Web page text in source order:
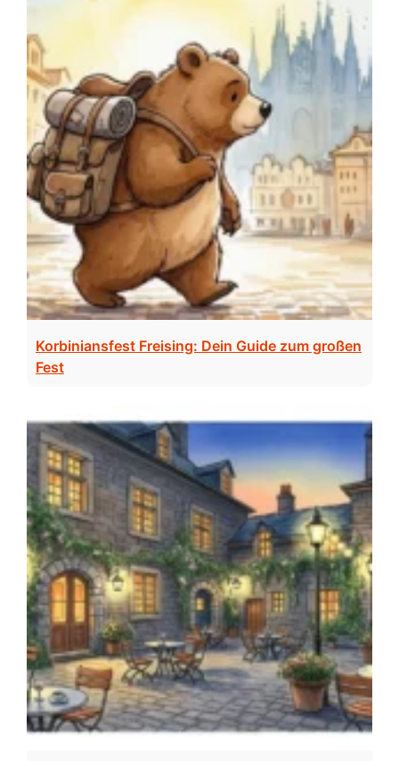
Korbiniansfest Freising: Dein Guide zum großen
Fest